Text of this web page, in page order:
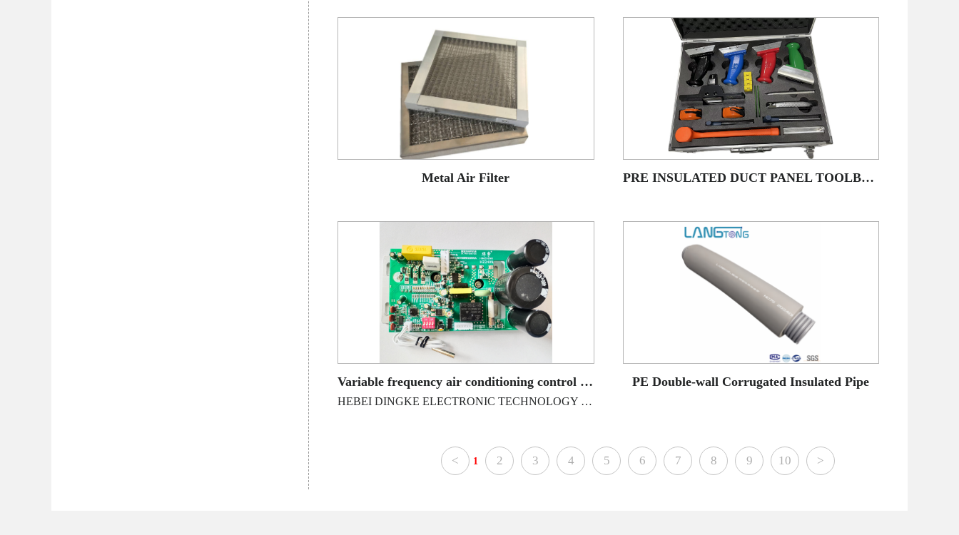
Metal Air Filter PRE INSULATED DUCT PANEL TOOLBOX
Variable frequency air conditioning control board
HEBEI DINGKE ELECTRONIC TECHNOLOGY CO., LTD
PE Double-wall Corrugated Insulated Pipe
< 1 2 3 4 5 6 7 8 9 10 >